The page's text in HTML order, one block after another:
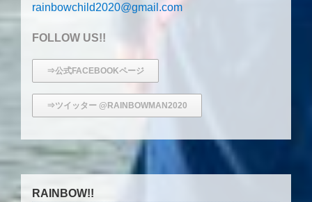
rainbowchild2020@gmail.com
FOLLOW US!!
⇒公式FACEBOOKページ
⇒ツイッター @RAINBOWMAN2020
RAINBOW!!